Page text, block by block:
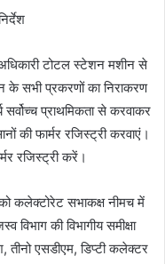
टोटल स्‍टेशन मशीन से
के सभी प्रकरणों का निराकरण
सर्वोच्‍च प्राथमिकता से करवाकर
की फार्मर रजिस्‍ट्री करवाएं।
रजिस्‍ट्री करें।
कलेक्‍टोरेट सभाकक्ष नीमच में
की विभागीय समीक्षा
एसडीएम, डिप्‍टी कलेक्‍टर